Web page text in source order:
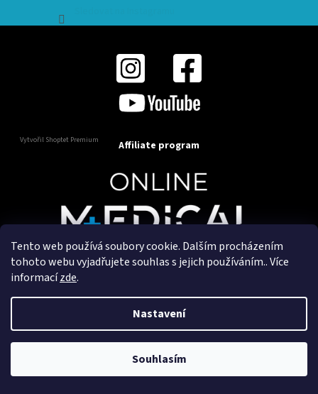
Tento web používá soubory cookie. Dalším procházením
tohoto webu vyjadřujete souhlas s jejich používáním.. Více
informacízde.
Nastavení
Souhlasím
Vytvořil Shoptet Premium Affiliate program
Copyright 2025OnlineMedical.cz. Všechna práva
Vytvořil a marketingově zajišťuje